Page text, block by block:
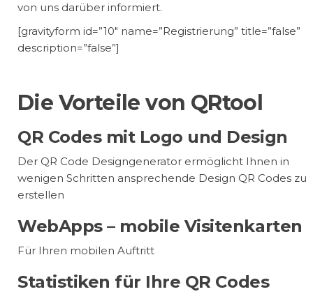
von uns darüber informiert.
[gravityform id=”10″ name=”Registrierung” title=”false”
description=”false”]
Die Vorteile von QRtool
QR Codes mit Logo und Design
Der QR Code Designgenerator ermöglicht Ihnen in
wenigen Schritten ansprechende Design QR Codes zu
erstellen
WebApps – mobile Visitenkarten
Für Ihren mobilen Auftritt
Statistiken für Ihre QR Codes